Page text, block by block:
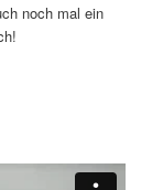
noch mal ein